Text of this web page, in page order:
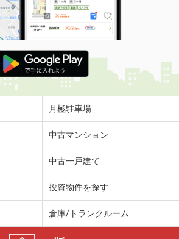
月極駐車場
中古マンション
中古一戸建て
投資物件を探す
倉庫/トランクルーム